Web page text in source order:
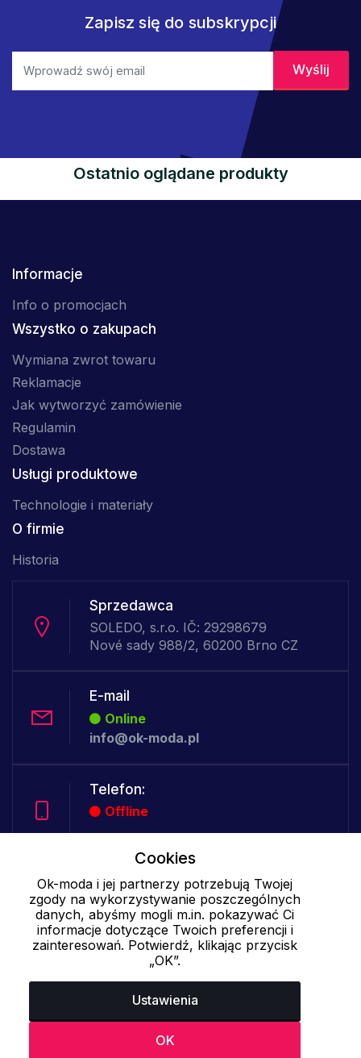
Zapisz się do subskrypcji
Ostatnio oglądane produkty
Informacje
Info o promocjach
Wszystko o zakupach
Wymiana zwrot towaru
Reklamacje
Jak wytworzyć zamówienie
Regulamin
Dostawa
Usługi produktowe
Technologie i materiały
O firmie
Historia
Sprzedawca
SOLEDO, s.r.o. IČ: 29298679
Nové sady 988/2, 60200 Brno CZ
E-mail
Online
info@ok-moda.pl
Telefon:
Offline
Cookies - szczegółowe ustawienia|Więcej informacji|
prywatności
Cookies
Ok-moda i jej partnerzy potrzebują Twojej
zgody na wykorzystywanie poszczególnych
danych, abyśmy mogli m.in. pokazywać Ci
informacje dotyczące Twoich preferencji i
zainteresowań. Potwierdź, klikając przycisk
„OK”.
Ustawienia
OK